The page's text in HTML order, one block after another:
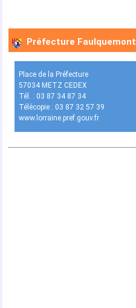
Préfecture Faulquemont
Place de la Préfecture
57034 METZ CEDEX
Tél. : 03 87 34 87 34
Télécopie : 03 87 32 57 39
www.lorraine.pref.gouv.fr